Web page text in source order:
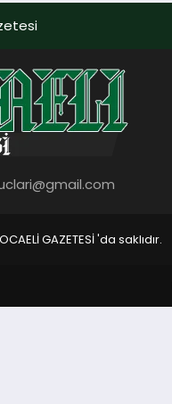
GAZETESİ 'da saklıdır.